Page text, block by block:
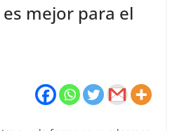
mejor para el